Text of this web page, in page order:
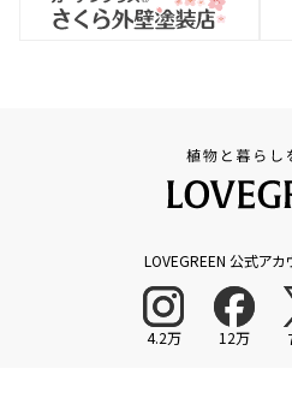
LOVEGREEN 公式アカ
4.2万 12万